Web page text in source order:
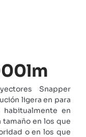
Snapper
ligera en para
habitualmente en
en los que
o en los que